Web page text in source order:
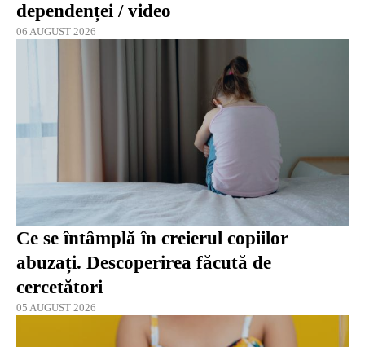
dependenței / video
06 AUGUST 2026
Ce se întâmplă în creierul copiilor
abuzați. Descoperirea făcută de
cercetători
05 AUGUST 2026